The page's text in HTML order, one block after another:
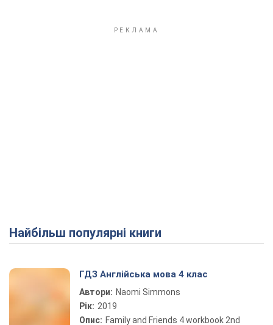
Найбільш популярні книги
ГДЗ Англійська мова 4 клас
Автори: Naomi Simmons
Рік: 2019
Опис: Family and Friends 4 workbook 2nd